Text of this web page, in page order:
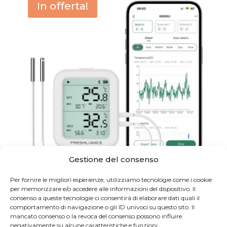
Gestione del consenso
Per fornire le migliori esperienze, utilizziamo tecnologie come i cookie
per memorizzare e/o accedere alle informazioni del dispositivo. Il
consenso a queste tecnologie ci consentirà di elaborare dati quali il
comportamento di navigazione o gli ID univoci su questo sito. Il
mancato consenso o la revoca del consenso possono influire
negativamente su alcune caratteristiche e funzioni.
In offerta!
Freshliance BlueTag TH30R-I Registratore Bluetooth
133,33€ ESCL.160,00€IVA INCLUSA 113,33€
ESCL.136,00€IVA INCLUSA